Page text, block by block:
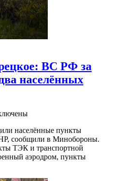
ВС РФ за
населённых
населённые пункты
сообщили в Минобороны.
ТЭК и транспортной
аэродром, пункты